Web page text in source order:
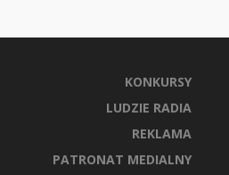
KONKURSY
LUDZIE RADIA
REKLAMA
PATRONAT MEDIALNY